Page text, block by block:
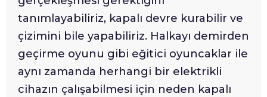
tanımlayabiliriz, kapalı devre kurabilir ve
çizimini bile yapabiliriz. Halkayı demirden
geçirme oyunu gibi eğitici oyuncaklar ile
aynı zamanda herhangi bir elektrikli
cihazın çalışabilmesi için neden kapalı